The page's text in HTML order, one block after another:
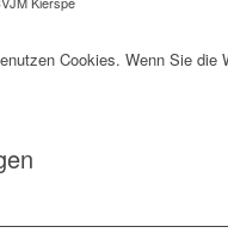
Cookies. Wenn Sie